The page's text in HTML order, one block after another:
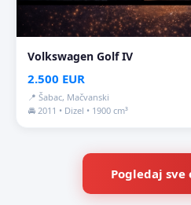
Volkswagen Golf IV
2.500 EUR
📍 Šabac, Mačvanski
🚘 2011 • Dizel • 1900 cm³
Pogledaj sve